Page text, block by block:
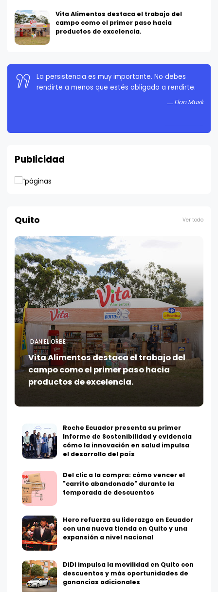
Vita Alimentos destaca el trabajo del
campo como el primer paso hacia
productos de excelencia.
La persistencia es muy importante. No debes
rendirte a menos que estés obligado a rendirte.
Elon Musk
Publicidad
Quito Ver todo
DANIEL ORBE
Vita Alimentos destaca el trabajo del
campo como el primer paso hacia
productos de excelencia.
Roche Ecuador presenta su primer
Informe de Sostenibilidad y evidencia
cómo la innovación en salud impulsa
el desarrollo del país
Del clic a la compra: cómo vencer el
"carrito abandonado" durante la
temporada de descuentos
Hero refuerza su liderazgo en Ecuador
con una nueva tienda en Quito y una
expansión a nivel nacional
DiDi impulsa la movilidad en Quito con
descuentos y más oportunidades de
ganancias adicionales